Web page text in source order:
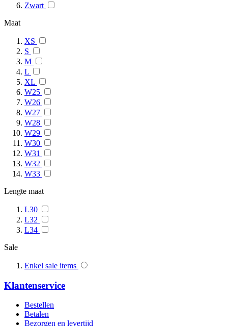
Zwart
Maat
XS
S
M
L
XL
W25
W26
W27
W28
W29
W30
W31
W32
W33
Lengte maat
L30
L32
L34
Sale
Enkel sale items
Klantenservice
Bestellen
Betalen
Bezorgen en levertijd